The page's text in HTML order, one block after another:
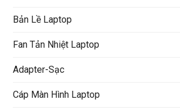
Bản Lề Laptop
Fan Tản Nhiệt Laptop
Adapter-Sạc
Cáp Màn Hình Laptop